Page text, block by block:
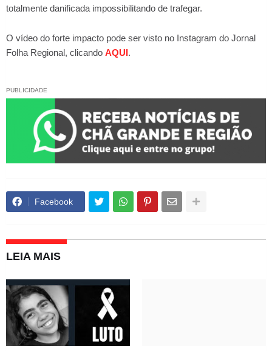
totalmente danificada impossibilitando de trafegar.
O vídeo do forte impacto pode ser visto no Instagram do Jornal
Folha Regional, clicando AQUI.
PUBLICIDADE
Facebook
LEIA MAIS